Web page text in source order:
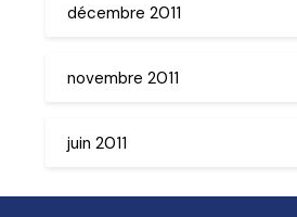
décembre 2011
novembre 2011
juin 2011